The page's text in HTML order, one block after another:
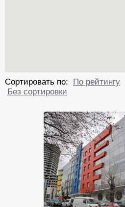
Сортировать по: По рейтингу
Без сортировки